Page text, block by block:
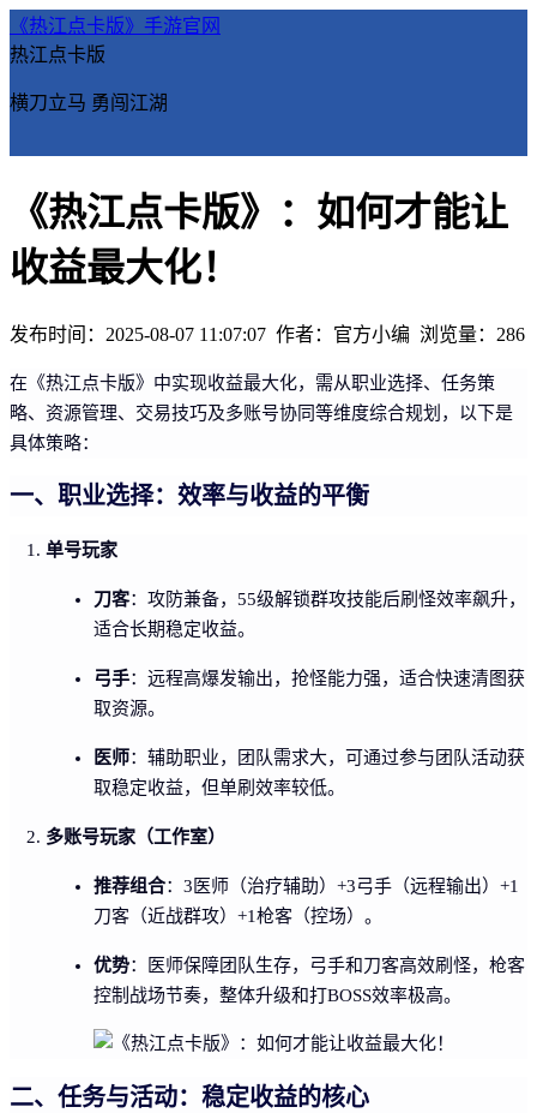
《热江点卡版》手游官网
热江点卡版
横刀立马 勇闯江湖
《热江点卡版》：如何才能让
收益最大化！
发布时间：2025-08-07 11:07:07 作者：官方小编 浏览量： 286
在《热江点卡版》中实现收益最大化，需从职业选择、任务策
略、资源管理、交易技巧及多账号协同等维度综合规划，以下是
具体策略：
一、职业选择：效率与收益的平衡
单号玩家
刀客：攻防兼备，55级解锁群攻技能后刷怪效率飙升，
适合长期稳定收益。
弓手：远程高爆发输出，抢怪能力强，适合快速清图获
取资源。
医师：辅助职业，团队需求大，可通过参与团队活动获
取稳定收益，但单刷效率较低。
多账号玩家（工作室）
推荐组合：3医师（治疗辅助）+3弓手（远程输出）+1
刀客（近战群攻）+1枪客（控场）。
优势：医师保障团队生存，弓手和刀客高效刷怪，枪客
控制战场节奏，整体升级和打BOSS效率极高。
二、任务与活动：稳定收益的核心